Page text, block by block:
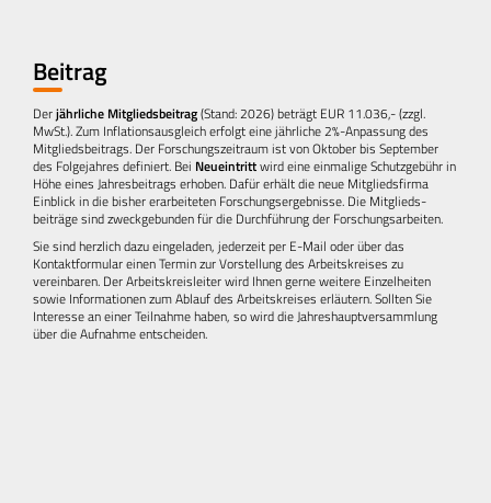
Beitrag
Derjährliche Mitglieds­beitrag(Stand: 2026) beträgt EUR 11.036,- (zzgl.
MwSt.). Zum Inflations­ausgleich erfolgt eine jährliche 2%-Anpassung des
Mitglieds­beitrags. Der Forschungs­zeitraum ist von Oktober bis September
des Folge­jahres definiert. Bei Neu­eintrittwird eine einmalige Schutz­gebühr in
Höhe eines Jahresbeitrags erhoben. Dafür erhält die neue Mitgliedsfirma
Einblick in die bisher erarbeiteten Forschungs­ergebnisse. Die Mitglieds­
beiträge sind zweckgebunden für die Durchführung der Forschungs­arbeiten.
Sie sind herzlich dazu eingeladen, jederzeit per E-Mail oder über das
Kontaktformular einen Termin zur Vorstellung des Arbeitskreises zu
vereinbaren. Der Arbeitskreisleiter wird Ihnen gerne weitere Einzelheiten
sowie Informationen zum Ablauf des Arbeitskreises erläutern. Sollten Sie
Interesse an einer Teilnahme haben, so wird die Jahreshauptversammlung
über die Aufnahme entscheiden.